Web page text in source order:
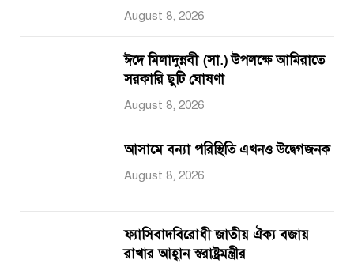
August 8, 2026
ঈদে মিলাদুন্নবী (সা.) উপলক্ষে আমিরাতে
সরকারি ছুটি ঘোষণা
August 8, 2026
আসামে বন্যা পরিস্থিতি এখনও উদ্বেগজনক
August 8, 2026
ফ্যাসিবাদবিরোধী জাতীয় ঐক্য বজায়
রাখার আহ্বান স্বরাষ্ট্রমন্ত্রীর